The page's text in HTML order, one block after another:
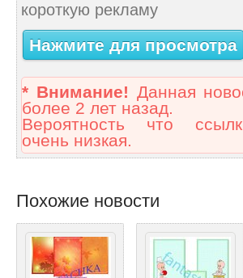
короткую рекламу
Нажмите для просмотра
* Внимание! Данная
более 2 лет назад.
Вероятность что
очень низкая.
Похожие новости